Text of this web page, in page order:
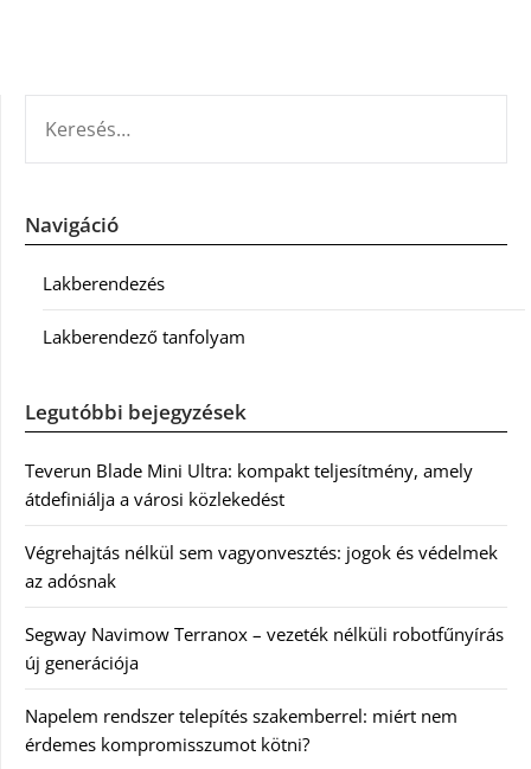
Navigáció
Lakberendezés
Lakberendező tanfolyam
Legutóbbi bejegyzések
Teverun Blade Mini Ultra: kompakt teljesítmény, amely
átdefiniálja a városi közlekedést
Végrehajtás nélkül sem vagyonvesztés: jogok és védelmek
az adósnak
Segway Navimow Terranox – vezeték nélküli robotfűnyírás
új generációja
Napelem rendszer telepítés szakemberrel: miért nem
érdemes kompromisszumot kötni?